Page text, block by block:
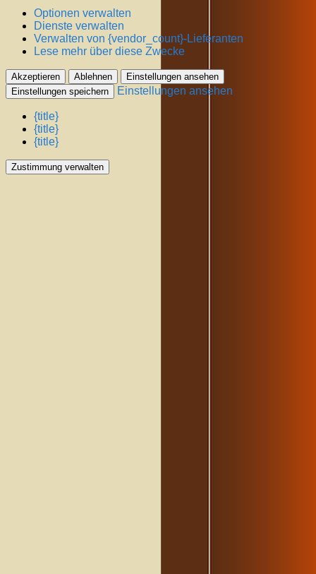
Optionen verwalten
Dienste verwalten
Verwalten von {vendor_count}-Lieferanten
Lese mehr über diese Zwecke
Akzeptieren Ablehnen
Einstellungen ansehen
Einstellungen speichern
Einstellungen ansehen
{title}
{title}
{title}
Zustimmung verwalten